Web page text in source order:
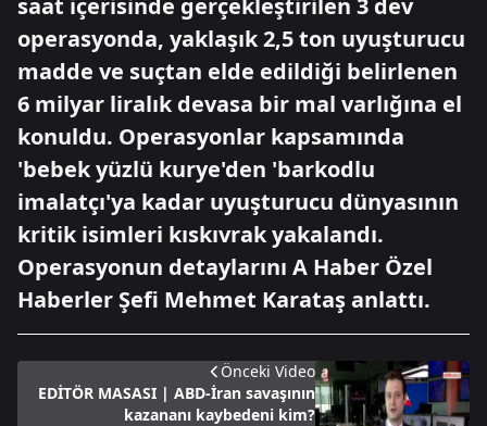
saat içerisinde gerçekleştirilen 3 dev
operasyonda, yaklaşık 2,5 ton uyuşturucu
madde ve suçtan elde edildiği belirlenen
6 milyar liralık devasa bir mal varlığına el
konuldu. Operasyonlar kapsamında
'bebek yüzlü kurye'den 'barkodlu
imalatçı'ya kadar uyuşturucu dünyasının
kritik isimleri kıskıvrak yakalandı.
Operasyonun detaylarını A Haber Özel
Haberler Şefi Mehmet Karataş anlattı.
Önceki Video
EDİTÖR MASASI | ABD-İran savaşının
kazananı kaybedeni kim?